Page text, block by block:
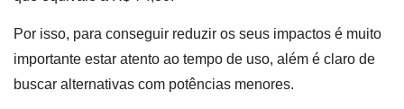
Por isso, para conseguir reduzir os seus impactos é muito
importante estar atento ao tempo de uso, além é claro de
buscar alternativas com potências menores.